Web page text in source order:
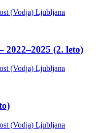
(Vodja) Ljubljana
2022–2025 (2. leto)
(Vodja) Ljubljana
(Vodja) Ljubljana